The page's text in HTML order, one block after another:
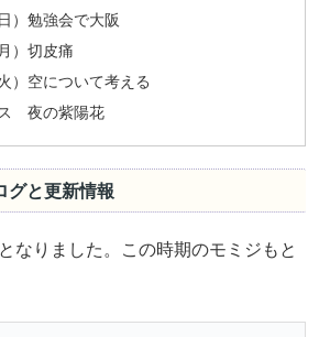
）勉強会で大阪
）切皮痛
）空について考える
夜の紫陽花
グと更新情報
なりました。この時期のモミジもと